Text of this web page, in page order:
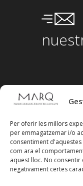
Per oferir les millors
per emmagatzemar i/o
consentiment
com ara el
aquest lloc. No
negativament certes